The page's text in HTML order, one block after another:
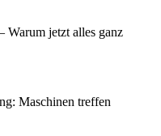
jetzt alles ganz
Maschinen treffen